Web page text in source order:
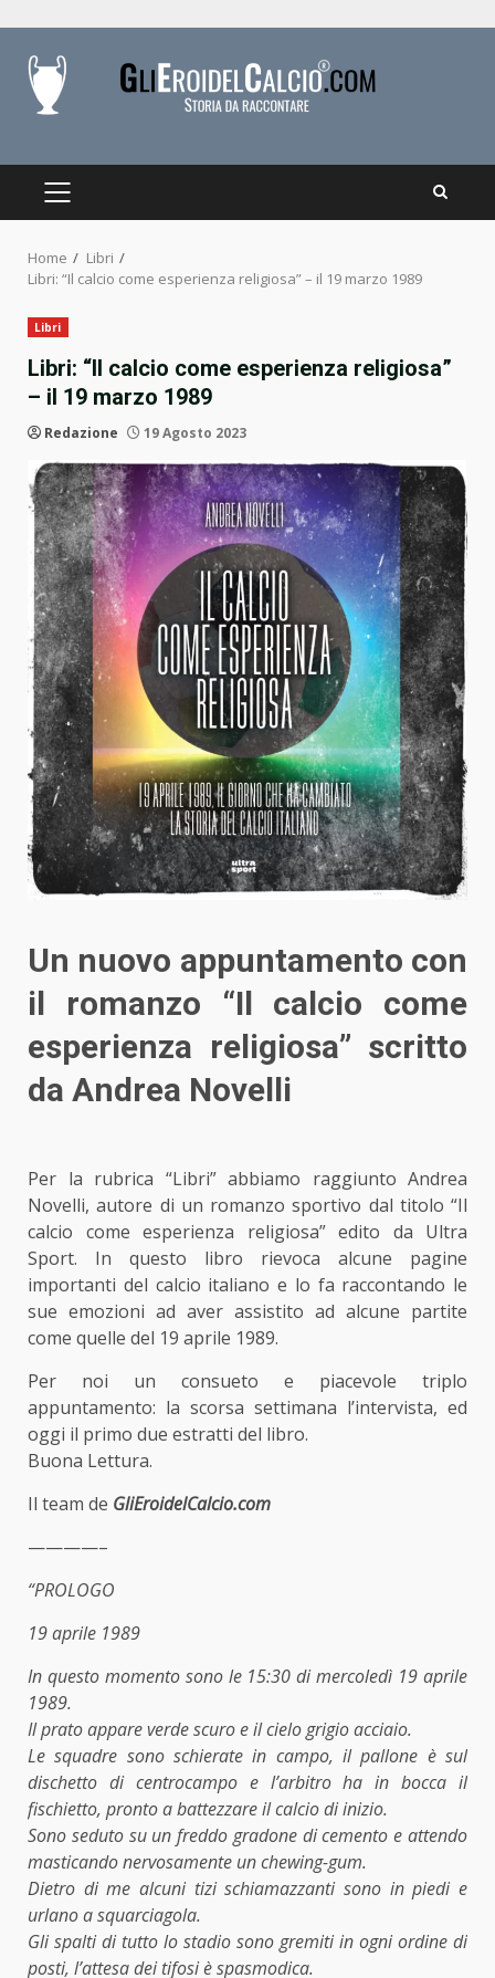
content
PRIMARY
Home
Libri
Libri: “Il calcio come esperienza religiosa” – il 19 marzo 1989
Libri
Libri: “Il calcio come esperienza religiosa”
– il 19 marzo 1989
Redazione 19 Agosto 2023
Un nuovo appuntamento con
il romanzo “Il calcio come
esperienza religiosa” scritto
da Andrea Novelli
Per la rubrica “Libri” abbiamo raggiunto Andrea
Novelli, autore di un romanzo sportivo dal titolo “Il
calcio come esperienza religiosa” edito da Ultra
Sport. In questo libro rievoca alcune pagine
importanti del calcio italiano e lo fa raccontando le
sue emozioni ad aver assistito ad alcune partite
come quelle del 19 aprile 1989.
Per noi un consueto e piacevole triplo
appuntamento: la scorsa settimana l’intervista, ed
oggi il primo due estratti del libro.
Buona Lettura.
Il team de GliEroidelCalcio.com
————–
“PROLOGO
19 aprile 1989
In questo momento sono le 15:30 di mercoledì 19 aprile
1989.
Il prato appare verde scuro e il cielo grigio acciaio.
Le squadre sono schierate in campo, il pallone è sul
dischetto di centrocampo e l’arbitro ha in bocca il
fischietto, pronto a battezzare il calcio di inizio.
Sono seduto su un freddo gradone di cemento e attendo
masticando nervosamente un chewing-gum.
Dietro di me alcuni tizi schiamazzanti sono in piedi e
urlano a squarciagola.
Gli spalti di tutto lo stadio sono gremiti in ogni ordine di
posti, l’attesa dei tifosi è spasmodica.